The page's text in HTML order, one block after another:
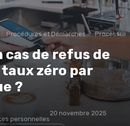
Procédures et Démarches Processus
cas de refus de
zéro par
?
personnelles
20 novembre 2025